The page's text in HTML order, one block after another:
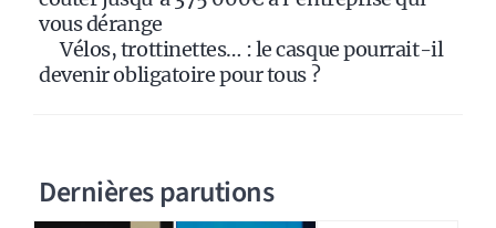
vous dérange
Vélos, trottinettes… : le casque pourrait-il
devenir obligatoire pour tous ?
Dernières parutions